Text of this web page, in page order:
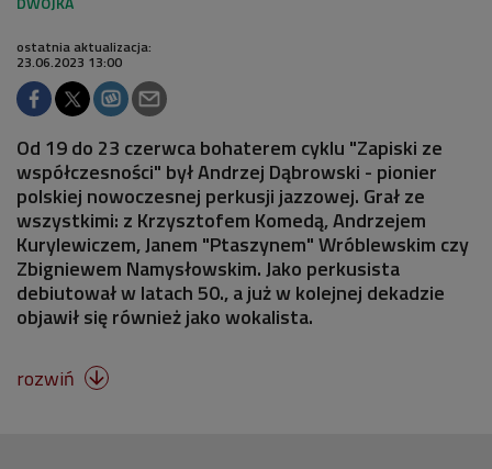
ostatnia aktualizacja:
23.06.2023 13:00
Od 19 do 23 czerwca bohaterem cyklu "Zapiski ze
współczesności" był Andrzej Dąbrowski - pionier
polskiej nowoczesnej perkusji jazzowej. Grał ze
wszystkimi: z Krzysztofem Komedą, Andrzejem
Kurylewiczem, Janem "Ptaszynem" Wróblewskim czy
Zbigniewem Namysłowskim. Jako perkusista
debiutował w latach 50., a już w kolejnej dekadzie
objawił się również jako wokalista.
rozwiń 